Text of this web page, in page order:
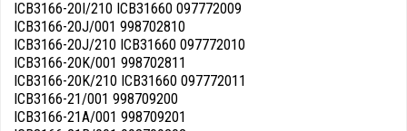
ICB3166-20I/210 ICB31660 097772009
ICB3166-20J/001 998702810
ICB3166-20J/210 ICB31660 097772010
ICB3166-20K/001 998702811
ICB3166-20K/210 ICB31660 097772011
ICB3166-21/001 998709200
ICB3166-21A/001 998709201